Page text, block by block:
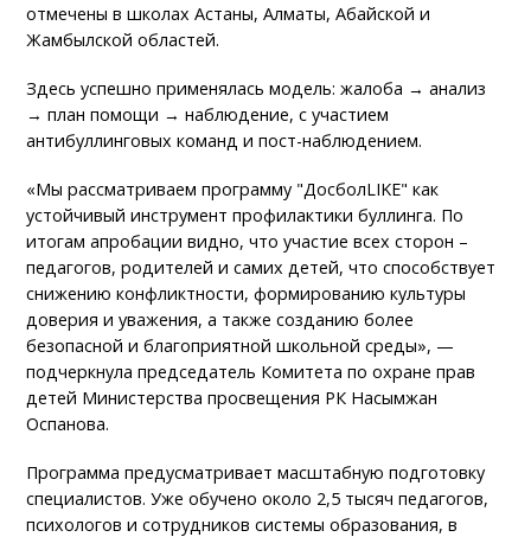
отмечены в школах Астаны, Алматы, Абайской и
Жамбылской областей.
Здесь успешно применялась модель: жалоба → анализ
→ план помощи → наблюдение, с участием
антибуллинговых команд и пост-наблюдением.
«Мы рассматриваем программу "ДосболLIKE" как
устойчивый инструмент профилактики буллинга. По
итогам апробации видно, что участие всех сторон –
педагогов, родителей и самих детей, что способствует
снижению конфликтности, формированию культуры
доверия и уважения, а также созданию более
безопасной и благоприятной школьной среды», —
подчеркнула председатель Комитета по охране прав
детей Министерства просвещения РК Насымжан
Оспанова.
Программа предусматривает масштабную подготовку
специалистов. Уже обучено около 2,5 тысяч педагогов,
психологов и сотрудников системы образования, в